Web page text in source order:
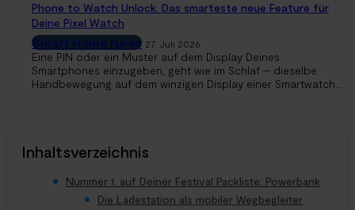
Phone to Watch Unlock: Das smarteste neue Feature für
Deine Pixel Watch
Smart Home News 27. Juli 2026
Eine PIN oder ein Muster auf dem Display Deines
Smartphones einzugeben, geht wie im Schlaf – dieselbe
Handbewegung auf dem winzigen Display einer Smartwatch...
Inhaltsverzeichnis
Nummer 1. auf Deiner Festival Packliste: Powerbank
Die Ladestation als mobiler Wegbegleiter